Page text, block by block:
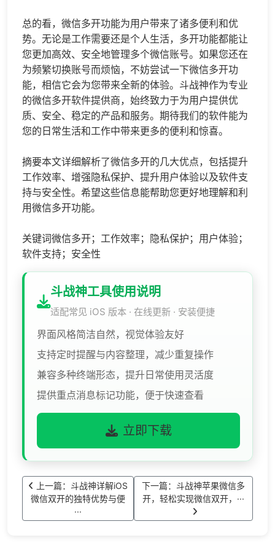
总的看，微信多开功能为用户带来了诸多便利和优
势。无论是工作需要还是个人生活，多开功能都能让
您更加高效、安全地管理多个微信账号。如果您还在
为频繁切换账号而烦恼，不妨尝试一下微信多开功
能，相信它会为您带来全新的体验。斗战神作为专业
的微信多开软件提供商，始终致力于为用户提供优
质、安全、稳定的产品和服务。期待我们的软件能为
您的日常生活和工作中带来更多的便利和惊喜。
摘要本文详细解析了微信多开的几大优点，包括提升
工作效率、增强隐私保护、提升用户体验以及软件支
持与安全性。希望这些信息能帮助您更好地理解和利
用微信多开功能。
关键词微信多开；工作效率；隐私保护；用户体验；
软件支持；安全性
斗战神工具使用说明
适配常见 iOS 版本 · 在线更新 · 安装便捷
界面风格简洁自然，视觉体验友好
支持定时提醒与内容整理，减少重复操作
兼容多种终端形态，提升日常使用灵活度
提供重点消息标记功能，便于快速查看
立即下载
上一篇：斗战神详解iOS
微信双开的独特优势与便
···
下一篇：斗战神苹果微信多
开，轻松实现微信双开，···